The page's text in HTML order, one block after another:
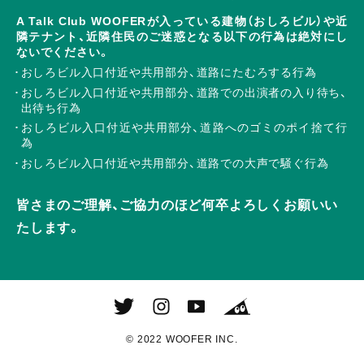
A Talk Club WOOFERが入っている建物（おしろビル）や近
隣テナント、近隣住民のご迷惑となる以下の行為は絶対にし
ないでください。
おしろビル入口付近や共用部分、道路にたむろする行為
おしろビル入口付近や共用部分、道路での出演者の入り待ち、
出待ち行為
おしろビル入口付近や共用部分、道路へのゴミのポイ捨て行
為
おしろビル入口付近や共用部分、道路での大声で騒ぐ行為
皆さまのご理解、ご協力のほど何卒よろしくお願いい
たします。
© 2022 WOOFER INC.